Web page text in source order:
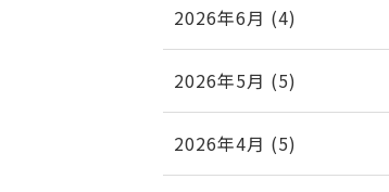
2026年6月 (4)
2026年5月 (5)
2026年4月 (5)